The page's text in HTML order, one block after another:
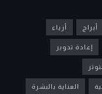
أبراج أزياء
إعادة تدوير
العناية بالبشرة